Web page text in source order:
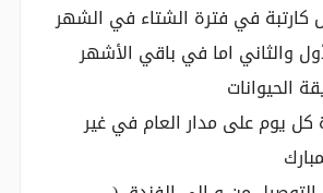
كارتبة في فترة الشتاء في الشهر
والثاني اما في باقي الأشهر
الحيوانات
كل يوم على مدار العام في غير